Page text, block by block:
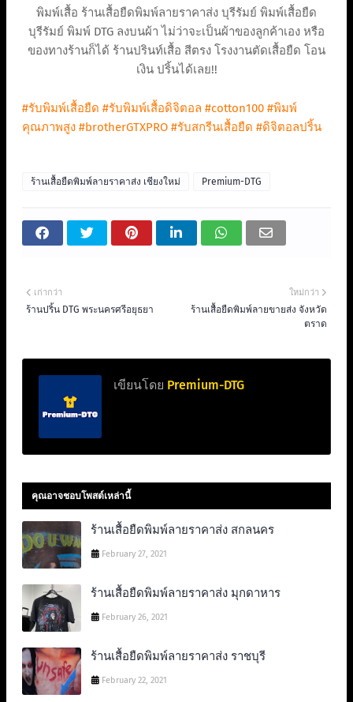
พิมพ์เสื้อ ร้านเสื้อยืดพิมพ์ลายราคาส่ง บุรีรัมย์ พิมพ์เสื้อยืด
บุรีรัมย์ พิมพ์ DTG ลงบนผ้า ไม่ว่าจะเป็นผ้าของลูกค้าเอง หรือ
ของทางร้านก็ได้ ร้านปรินท์เสื้อ สีตรง โรงงานตัดเสื้อยืด โอน
เงิน ปริ้นได้เลย!!
#รับพิมพ์เสื้อยืด #รับพิมพ์เสื้อดิจิตอล #cotton100 #พิมพ์
คุณภาพสูง #brotherGTXPRO #รับสกรีนเสื้อยืด #ดิจิตอลปริ้น
ร้านเสื้อยืดพิมพ์ลายราคาส่ง เชียงใหม่ Premium-DTG
ใหม่กว่า
ร้านเสื้อยืดพิมพ์ลายขายส่ง จังหวัด
ตราด
เก่ากว่า
ร้านปริ้น DTG พระนครศรีอยุธยา
เขียนโดย Premium-DTG
คุณอาจชอบโพสต์เหล่านี้
ร้านเสื้อยืดพิมพ์ลายราคาส่ง สกลนคร
February 27, 2021
ร้านเสื้อยืดพิมพ์ลายราคาส่ง มุกดาหาร
February 26, 2021
ร้านเสื้อยืดพิมพ์ลายราคาส่ง ราชบุรี
February 22, 2021